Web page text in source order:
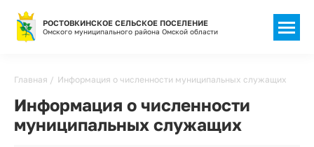
РОСТОВКИНСКОЕ СЕЛЬСКОЕ ПОСЕЛЕНИЕ
Омского муниципального района Омской области
Главная Информация о численности муниципальных служащих
Информация о численности
муниципальных служащих